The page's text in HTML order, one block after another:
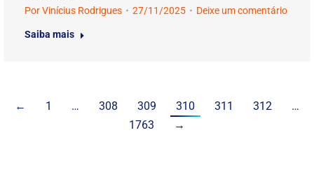
PorVinícius Rodrigues 27/11/2025 Deixe um comentário
Saiba mais
← 1 … 308 309 310 311 312
…
1763
→